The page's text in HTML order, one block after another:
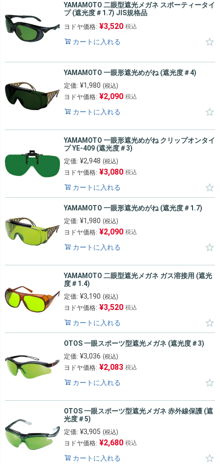
YAMAMOTO 二眼型遮光メガネ スポーティータイ
プ (遮光度＃1.7) JIS規格品
ヨドヤ価格: ¥3,520 税込
カートに入れる
YAMAMOTO 一眼形遮光めがね (遮光度＃4)
定価: ¥1,980 (税込)
ヨドヤ価格: ¥2,090 税込
カートに入れる
YAMAMOTO 一眼形遮光めがね クリップオンタイ
プ YE-409 (遮光度＃3)
定価: ¥2,948 (税込)
ヨドヤ価格: ¥3,080 税込
カートに入れる
YAMAMOTO 一眼形遮光めがね (遮光度＃1.7)
定価: ¥1,980 (税込)
ヨドヤ価格: ¥2,090 税込
カートに入れる
YAMAMOTO 二眼型遮光メガネ ガス溶接用 (遮光
度＃1.4)
定価: ¥3,190 (税込)
ヨドヤ価格: ¥3,520 税込
カートに入れる
OTOS 一眼スポーツ型遮光メガネ (遮光度＃3)
定価: ¥3,036 (税込)
ヨドヤ価格: ¥2,083 税込
カートに入れる
OTOS 一眼スポーツ型遮光メガネ 赤外線保護 (遮
光度＃5)
定価: ¥3,905 (税込)
ヨドヤ価格: ¥2,680 税込
カートに入れる